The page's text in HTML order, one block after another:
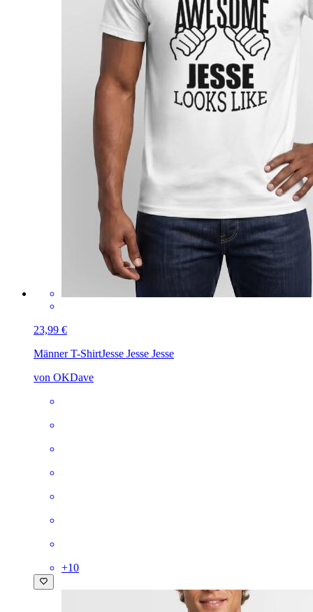
23,99 €
Männer T-ShirtJesse Jesse Jesse
von OKDave
+10